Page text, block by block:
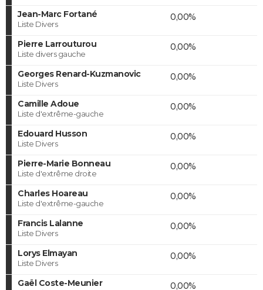
Jean-Marc Fortané
Liste Divers
0,00%
Pierre Larrouturou
Liste divers gauche
0,00%
Georges Renard-Kuzmanovic
Liste Divers
0,00%
Camille Adoue
Liste d'extrême-gauche
0,00%
Edouard Husson
Liste Divers
0,00%
Pierre-Marie Bonneau
Liste d'extrême droite
0,00%
Charles Hoareau
Liste d'extrême-gauche
0,00%
Francis Lalanne
Liste Divers
0,00%
Lorys Elmayan
Liste Divers
0,00%
Gaël Coste-Meunier 0,00%